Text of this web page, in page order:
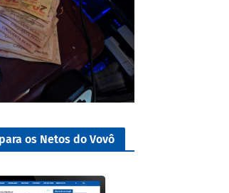
os Netos do Vovô